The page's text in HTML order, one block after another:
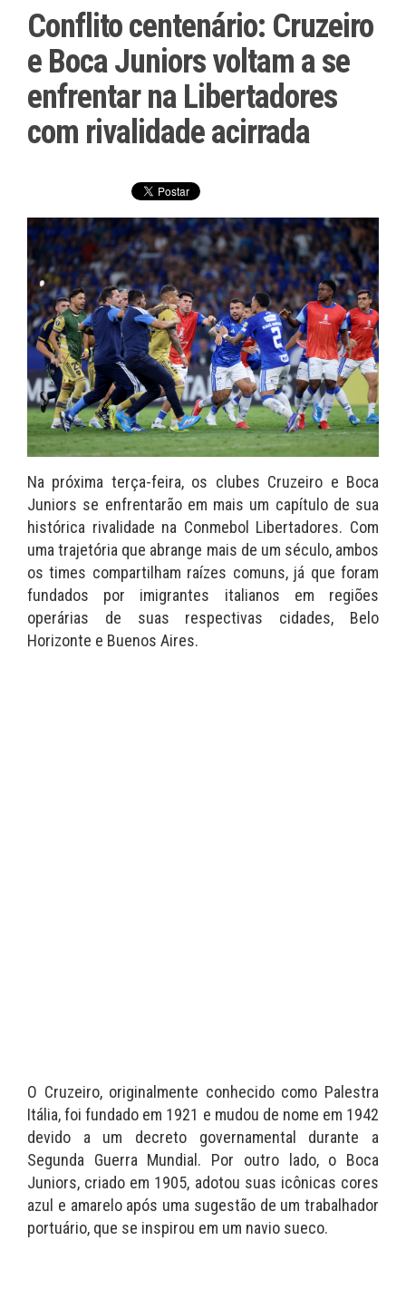
Conflito centenário: Cruzeiro
e Boca Juniors voltam a se
enfrentar na Libertadores
com rivalidade acirrada
Na próxima terça-feira, os clubes Cruzeiro e Boca
Juniors se enfrentarão em mais um capítulo de sua
histórica rivalidade na Conmebol Libertadores. Com
uma trajetória que abrange mais de um século, ambos
os times compartilham raízes comuns, já que foram
fundados por imigrantes italianos em regiões
operárias de suas respectivas cidades, Belo
Horizonte e Buenos Aires.
O Cruzeiro, originalmente conhecido como Palestra
Itália, foi fundado em 1921 e mudou de nome em 1942
devido a um decreto governamental durante a
Segunda Guerra Mundial. Por outro lado, o Boca
Juniors, criado em 1905, adotou suas icônicas cores
azul e amarelo após uma sugestão de um trabalhador
portuário, que se inspirou em um navio sueco.